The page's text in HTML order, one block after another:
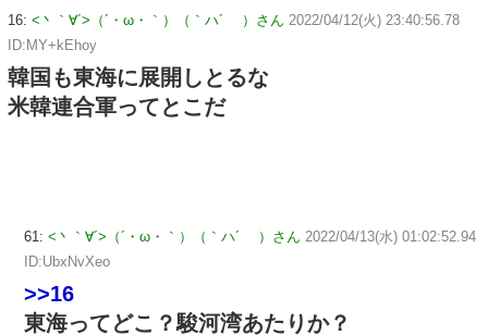
16: <丶｀∀´>（´・ω・｀）（｀ハ´ ）さん 2022/04/12(火) 23:40:56.78
ID:MY+kEhoy
韓国も東海に展開しとるな
米韓連合軍ってとこだ
61: <丶｀∀´>（´・ω・｀）（｀ハ´ ）さん 2022/04/13(水) 01:02:52.94
ID:UbxNvXeo
>>16
東海ってどこ？駿河湾あたりか？